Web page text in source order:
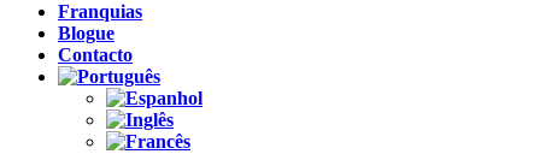
Franquias
Blogue
Contacto